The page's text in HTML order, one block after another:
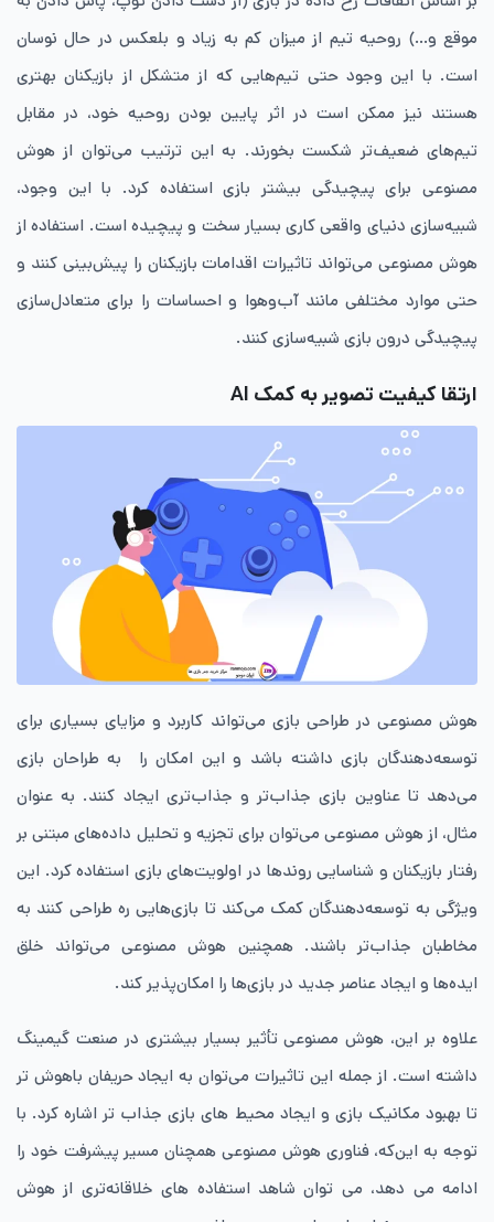
موقع و…) روحیه تیم از میزان کم به زیاد و بلعکس در حال نوسان
است. با این وجود حتی تیم‌هایی که از متشکل از بازیکنان بهتری
هستند نیز ممکن است در اثر پایین بودن روحیه خود، در مقابل
تیم‌های ضعیف‌تر شکست بخورند. به این ترتیب می‌توان از هوش
مصنوعی برای پیچیدگی بیشتر بازی استفاده کرد. با این وجود،
شبیه‌سازی دنیای واقعی کاری بسیار سخت و پیچیده است. استفاده از
هوش مصنوعی می‌تواند تاثیرات اقدامات بازیکنان را پیش‌بینی کنند و
حتی موارد مختلفی مانند آب‌وهوا و احساسات را برای متعادل‌سازی
پیچیدگی درون بازی شبیه‌سازی کنند.
ارتقا کیفیت تصویر به کمک AI
هوش مصنوعی در طراحی بازی می‌تواند کاربرد و مزایای بسیاری برای
توسعه‌دهندگان بازی داشته باشد و این امکان را به طراحان بازی
می‌دهد تا عناوین بازی جذاب‌تر و جذاب‌تری ایجاد کنند. به عنوان
مثال، از هوش مصنوعی می‌توان برای تجزیه و تحلیل داده‌های مبتنی بر
رفتار بازیکنان و شناسایی روندها در اولویت‌های بازی استفاده کرد. این
ویژگی به توسعه‌دهندگان کمک می‌کند تا بازی‌هایی ره طراحی کنند به
مخاطبان جذاب‌تر باشند. همچنین هوش مصنوعی می‌تواند خلق
اید‌ه‌ها و ایجاد عناصر جدید در بازی‌ها را امکان‌پذیر کند.
علاوه بر این، هوش مصنوعی تأثیر بسیار بیشتری در صنعت گیمینگ
داشته است. از جمله این تاثیرات می‌توان به ایجاد حریفان باهوش تر
تا بهبود مکانیک بازی و ایجاد محیط های بازی جذاب تر اشاره کرد. با
توجه به این‌که، فناوری هوش مصنوعی همچنان مسیر پیشرفت خود را
ادامه می دهد، می توان شاهد استفاده های خلاقانه‌تری از هوش